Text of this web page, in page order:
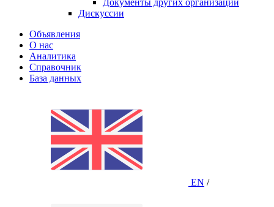
Документы других организаций
Дискуссии
Объявления
О нас
Аналитика
Справочник
База данных
EN /